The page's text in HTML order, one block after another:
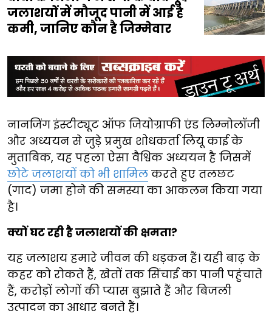
जलाशयों में मौजूद पानी में आई है
कमी, जानिए कौन है जिम्मेवार
नानजिंग इंस्टीट्यूट ऑफ जियोग्राफी एंड लिम्नोलॉजी
और अध्ययन से जुड़े प्रमुख शोधकर्ता लियू काई के
मुताबिक, यह पहला ऐसा वैश्विक अध्ययन है जिसमें
छोटे जलाशयों को भी शामिल करते हुए तलछट
(गाद) जमा होने की समस्या का आकलन किया गया
है।
क्यों घट रही है जलाशयों की क्षमता?
यह जलाशय हमारे जीवन की धड़कन हैं। यही बाढ़ के
कहर को रोकते हैं, खेतों तक सिंचाई का पानी पहुंचाते
हैं, करोड़ों लोगों की प्यास बुझाते हैं और बिजली
उत्पादन का आधार बनते हैं।